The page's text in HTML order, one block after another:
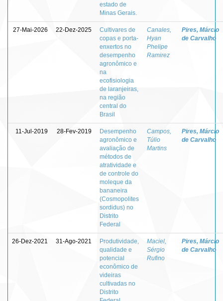
estado de
Minas Gerais.
27-Mai-2026 22-Dez-2025
Cultivares de
copas e porta-
enxertos no
desempenho
agronômico e
na
ecofisiologia
de laranjeiras,
na região
central do
Brasil
Canales,
Hyan
Phelipe
Ramirez
Pires, Márcio
de Carvalho
11-Jul-2019 28-Fev-2019
Desempenho
agronômico e
avaliação de
métodos de
atratividade e
de controle do
moleque da
bananeira
(Cosmopolites
sordidus) no
Distrito
Federal
Campos,
Túlio
Martins
Pires, Márcio
de Carvalho
26-Dez-2021 31-Ago-2021
Produtividade,
qualidade e
potencial
econômico de
videiras
cultivadas no
Distrito
Maciel,
Sérgio
Rufino
Pires, Márcio
de Carvalho